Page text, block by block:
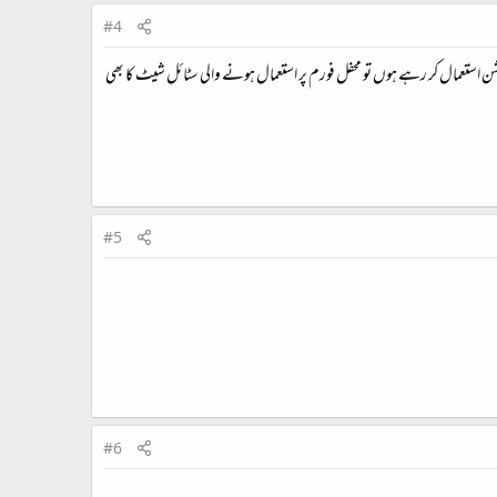
#4
کر رہے ہوں تو محفل فورم پر استعمال ہونے والی سٹائل شیٹ کا بھی
#5
#6